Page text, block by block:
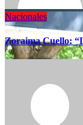
Nacionales
Zoraima Cuello: